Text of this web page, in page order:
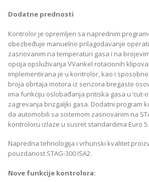
Dodatne prednosti
Kontrolor je opremljen sa naprednim
obezbeđuje manuelno prilagodavanje
zasnovanim na temperaturi gasa i na
opcija opsluživanja VVankel rotacionih
implementirana je u kontrolor, kao i
broja obrtaja motora iz senzora bregaste
ima funkciju oslobađanja pritiska gasa u ‘cut-
zagrevanja brizgaljki gasa. Dodatni program
da automobili sa sistemom zasnovanim na
kontroloru izlaze u susret standardima Euro 5.
Napredna tehnologija i vrhunski kvalitet
pouzdanost STAG-300 ISA2.
Nove funkcije kontrolora: